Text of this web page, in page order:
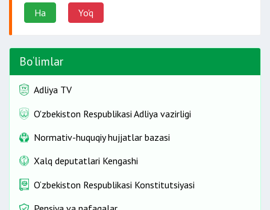
Ha Yo'q
Bo‘limlar
Adliya TV
O'zbekiston Respublikasi Adliya vazirligi
Normativ-huquqiy hujjatlar bazasi
Xalq deputatlari Kengashi
O‘zbekiston Respublikasi Konstitutsiyasi